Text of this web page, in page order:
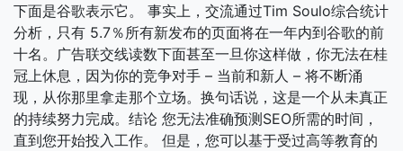
下面是谷歌表示它。 事实上，交流通过Tim Soulo综合统计
分析，只有 5.7％所有新发布的页面将在一年内到谷歌的前
十名。广告联交线读数下面甚至一旦你这样做，你无法在桂
冠上休息，因为你的竞争对手 – 当前和新人 – 将不断涌
现，从你那里拿走那个立场。换句话说，这是一个从未真正
的持续努力完成。结论 您无法准确预测SEO所需的时间，
直到您开始投入工作。 但是，您可以基于受过高等教育的